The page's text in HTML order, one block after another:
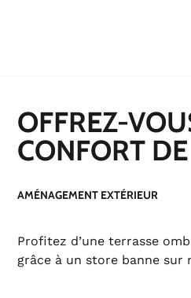
OFFREZ-
CONFORT
AMÉNAGEMENT EXTÉRIEUR
Profitez d’une terrasse
grâce à un store banne sur